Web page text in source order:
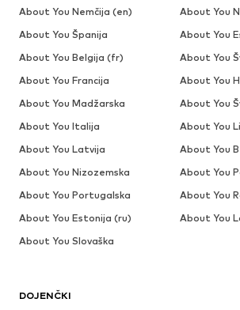
DOJENČKI
About You Nemčija (en)
About You
About You Španija
About You
About You Belgija (fr)
About You
About You Francija
About You
About You Madžarska
About You
About You Italija
About You
About You Latvija
About You
About You Nizozemska
About You
About You Portugalska
About You
About You Estonija (ru)
About You
About You Slovaška